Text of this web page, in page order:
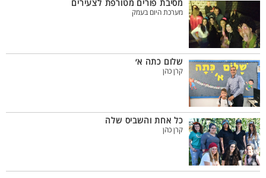
מסיבת פורים מטורפת לצעירים
מערכת היום בעמק
שלום כתה א׳
קרן כהן
כל אחת והשביס שלה
קרן כהן